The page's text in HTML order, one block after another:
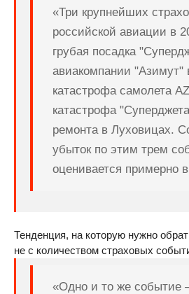
«Три крупнейших
российской авиации в
грубая посадка
авиакомпании "Азимут"
катастрофа самолета
катастрофа
ремонта в Луховицах.
убыток по этим трем
оценивается примерно
Тенденция, на которую нужно
не с количеством страховых
«Одно и то же событие